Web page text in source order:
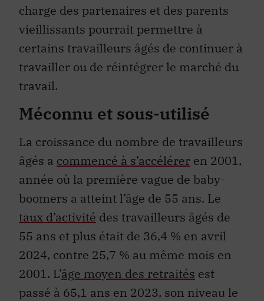
charge des partenaires et des parents
vieillissants pourrait permettre à
certains travailleurs âgés de continuer à
travailler ou de réintégrer le marché du
travail.
Méconnu et sous-utilisé
La croissance du nombre de travailleurs
âgés a commencé à s’accélérer en 2001,
année où la première vague de baby-
boomers a atteint l’âge de 55 ans. Le
taux d’activité des travailleurs âgés de
55 ans et plus était de 36,4 % en avril
2024, contre 25,7 % au même mois en
2001. L’âge moyen des retraités est
passé à 65,1 ans en 2023, son niveau le